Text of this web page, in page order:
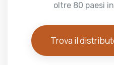
oltre 80 paesi
Trova il